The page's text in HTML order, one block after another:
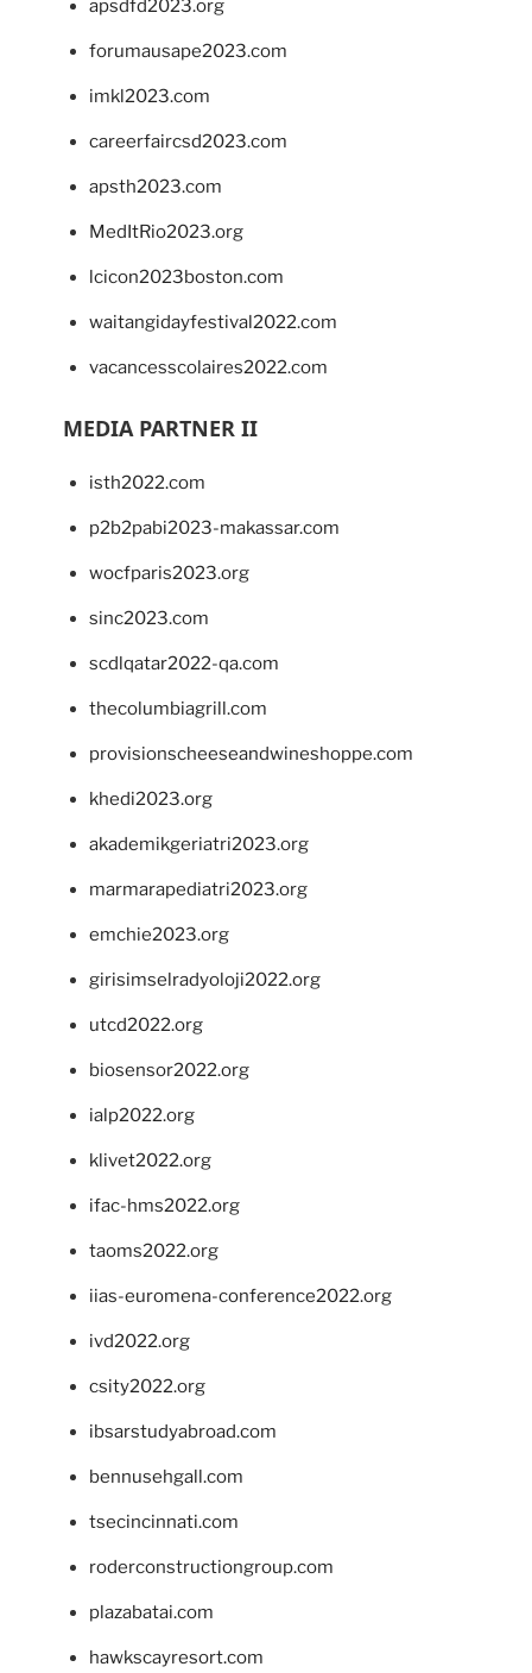
apsdfd2023.org
forumausape2023.com
imkl2023.com
careerfaircsd2023.com
apsth2023.com
MedItRio2023.org
lcicon2023boston.com
waitangidayfestival2022.com
vacancesscolaires2022.com
MEDIA PARTNER II
isth2022.com
p2b2pabi2023-makassar.com
wocfparis2023.org
sinc2023.com
scdlqatar2022-qa.com
thecolumbiagrill.com
provisionscheeseandwineshoppe.com
khedi2023.org
akademikgeriatri2023.org
marmarapediatri2023.org
emchie2023.org
girisimselradyoloji2022.org
utcd2022.org
biosensor2022.org
ialp2022.org
klivet2022.org
ifac-hms2022.org
taoms2022.org
iias-euromena-conference2022.org
ivd2022.org
csity2022.org
ibsarstudyabroad.com
bennusehgall.com
tsecincinnati.com
roderconstructiongroup.com
plazabatai.com
hawkscayresort.com